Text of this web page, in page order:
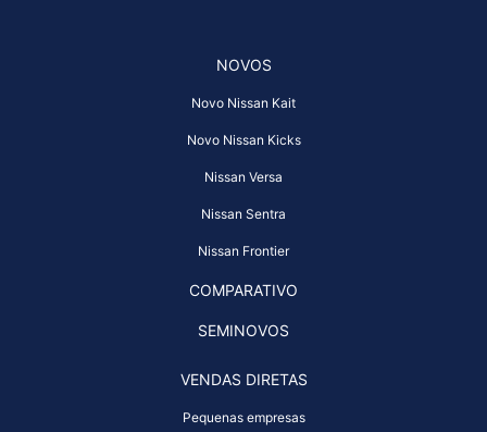
NOVOS
Novo Nissan Kait
Novo Nissan Kicks
Nissan Versa
Nissan Sentra
Nissan Frontier
COMPARATIVO
SEMINOVOS
VENDAS DIRETAS
Pequenas empresas